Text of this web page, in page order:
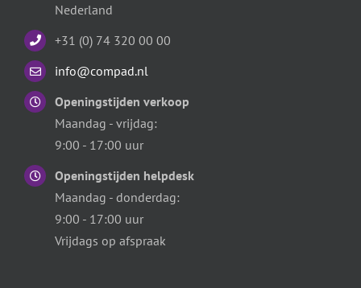
Nederland
+31 (0) 74 320 00 00
info@compad.nl
Openingstijden verkoop
Maandag - vrijdag:
9:00 - 17:00 uur
Openingstijden helpdesk
Maandag - donderdag:
9:00 - 17:00 uur
Vrijdags op afspraak